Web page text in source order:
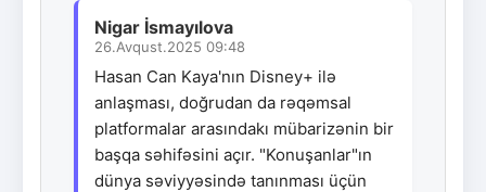
Nigar İsmayılova
26.Avqust.2025 09:48
Hasan Can Kaya'nın Disney+ ilə
anlaşması, doğrudan da rəqəmsal
platformalar arasındakı mübarizənin bir
başqa səhifəsini açır. "Konuşanlar"ın
dünya səviyyəsində tanınması üçün